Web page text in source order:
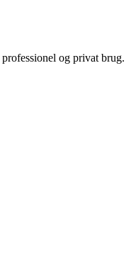
og privat brug.